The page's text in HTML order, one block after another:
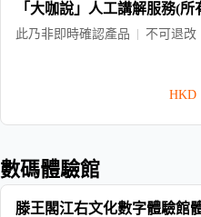
「大咖說」人工講解服務(所
此乃非即時確認產品 不可退改
HKD
數碼體驗館
滕王閣江右文化數字體驗館